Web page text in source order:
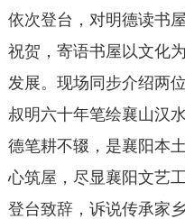
依次登台，对明德读书
祝贺，寄语书屋以文化
发展。现场同步介绍两
叔明六十年笔绘襄山汉
德笔耕不辍，是襄阳本
心筑屋，尽显襄阳文艺
登台致辞，诉说传承家